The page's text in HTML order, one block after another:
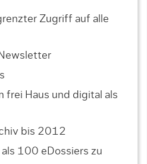
Zugriff auf alle
frei Haus und digital als
bis 2012
100 eDossiers zu